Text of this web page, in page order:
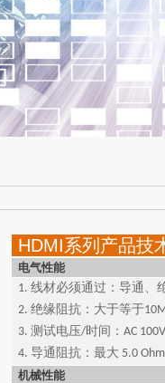
HDMI系列产品技
电气性能
1. 线材必须通过：导通、
2. 绝缘阻抗：大于等于
3. 测试电压/时间：AC 100V
4. 导通阻抗：最大 5.0
机械性能